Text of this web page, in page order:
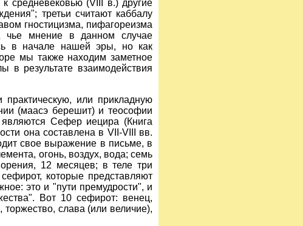
средневековью (VIII в.) другие
третьи считают каббалу
гностицизма, пифагореизма
чье мнение в данном случае
в начале нашей эры, но как
мы также находим заметное
в результате взаимодействия
практическую, или прикладную
(маасэ берешит) и теософии
Сефер иецира (Книга
она составлена в VII-VIII вв.
свое выражение в письме, в
огонь, воздух, вода; семь
12 месяцев; в теле три
которые представляют
это и "пути премудрости", и
Вот 10 сефирот: венец,
торжество, слава (или величие),